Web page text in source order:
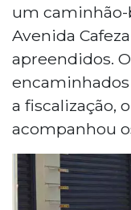
um caminhão-
Avenida
apreendidos.
encaminhados
a fiscalização,
acompanhou